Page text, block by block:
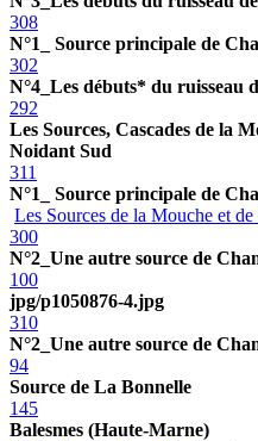
308
N°1_ Source principale de
302
N°4_Les débuts* du ruisseau
292
Les Sources, Cascades de la
Noidant Sud
311
N°1_ Source principale de
Les Sources de la Mouche et
300
N°2_Une autre source de
100
jpg/p1050876-4.jpg
310
N°2_Une autre source de
94
Source de La Bonnelle
145
Balesmes (Haute-Marne)